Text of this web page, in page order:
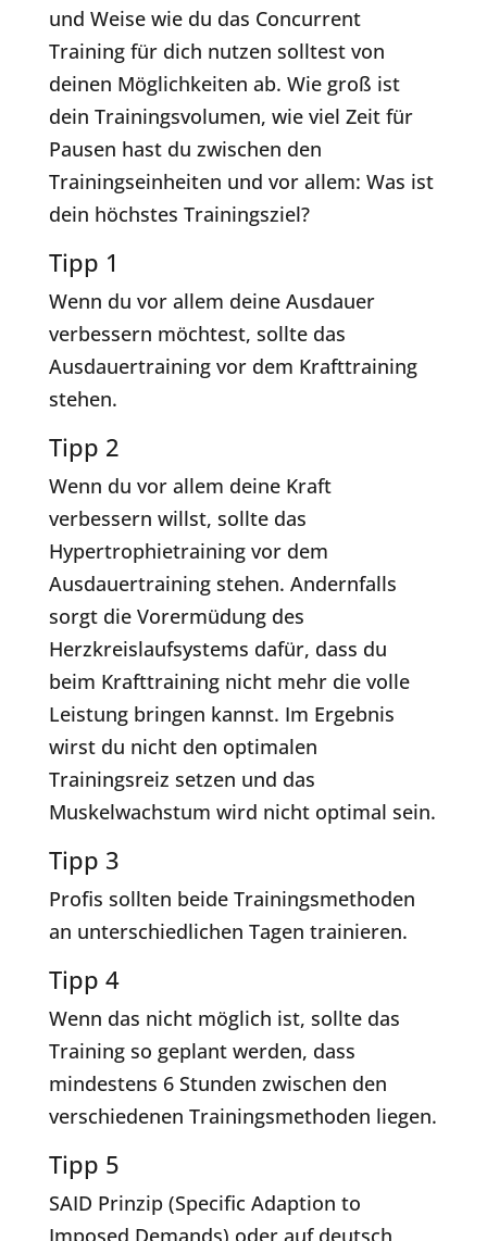
und Weise wie du das Concurrent
Training für dich nutzen solltest von
deinen Möglichkeiten ab. Wie groß ist
dein Trainingsvolumen, wie viel Zeit für
Pausen hast du zwischen den
Trainingseinheiten und vor allem: Was ist
dein höchstes Trainingsziel?
Tipp 1
Wenn du vor allem deine Ausdauer
verbessern möchtest, sollte das
Ausdauertraining vor dem Krafttraining
stehen.
Tipp 2
Wenn du vor allem deine Kraft
verbessern willst, sollte das
Hypertrophietraining vor dem
Ausdauertraining stehen. Andernfalls
sorgt die Vorermüdung des
Herzkreislaufsystems dafür, dass du
beim Krafttraining nicht mehr die volle
Leistung bringen kannst. Im Ergebnis
wirst du nicht den optimalen
Trainingsreiz setzen und das
Muskelwachstum wird nicht optimal sein.
Tipp 3
Profis sollten beide Trainingsmethoden
an unterschiedlichen Tagen trainieren.
Tipp 4
Wenn das nicht möglich ist, sollte das
Training so geplant werden, dass
mindestens 6 Stunden zwischen den
verschiedenen Trainingsmethoden liegen.
Tipp 5
SAID Prinzip (Specific Adaption to
Imposed Demands) oder auf deutsch